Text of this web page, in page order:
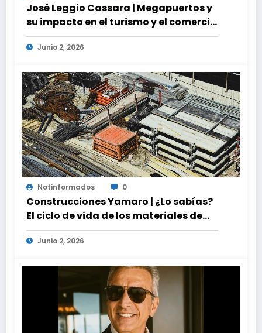
José Leggio Cassara | Megapuertos y
su impacto en el turismo y el comercio
global
Junio 2, 2026
Notinformados 0
Construcciones Yamaro | ¿Lo sabías?
El ciclo de vida de los materiales de
construcción revoluciona eficiencia
en proyectos modernos
Junio 2, 2026